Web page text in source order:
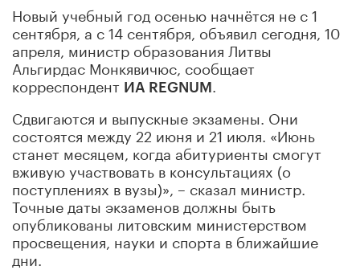
Новый учебный год осенью начнётся не с 1
сентября, а с 14 сентября, объявил сегодня, 10
апреля, министр образования Литвы
Альгирдас Монкявичюс, сообщает
корреспондент ИА REGNUM
Сдвигаются и выпускные экзамены. Они
состоятся между 22 июня и 21 июля. «Июнь
станет месяцем, когда абитуриенты смогут
вживую участвовать в консультациях (о
поступлениях в вузы)», – сказал министр.
Точные даты экзаменов должны быть
опубликованы литовским министерством
просвещения, науки и спорта в ближайшие
дни.